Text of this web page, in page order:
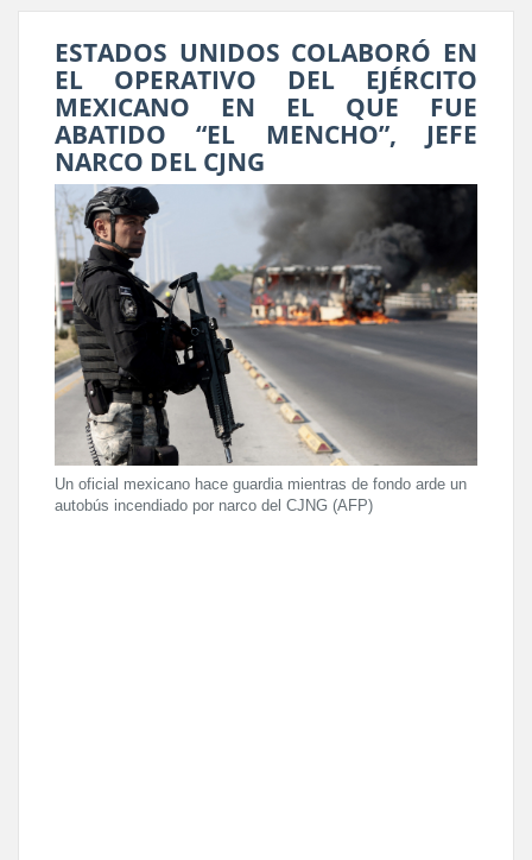
ESTADOS UNIDOS COLABORÓ EN
EL OPERATIVO DEL EJÉRCITO
MEXICANO EN EL QUE FUE
ABATIDO “EL MENCHO”, JEFE
NARCO DEL CJNG
Un oficial mexicano hace guardia mientras de fondo arde un
autobús incendiado por narco del CJNG (AFP)